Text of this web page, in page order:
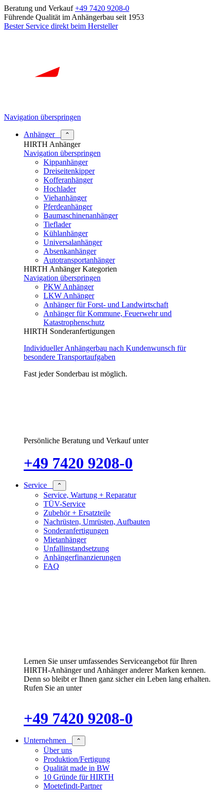
Beratung und Verkauf+49 7420 9208-0
Führende Qualität im Anhängerbau seit 1953
Bester Service direkt beim Hersteller
Navigation überspringen
Anhänger ⌃
HIRTH Anhänger
Navigation überspringen
Kippanhänger
Dreiseitenkipper
Kofferanhänger
Hochlader
Viehanhänger
Pferdeanhänger
Baumaschinenanhänger
Tieflader
Kühlanhänger
Universalanhänger
Absenkanhänger
Autotransportanhänger
HIRTH Anhänger Kategorien
Navigation überspringen
PKW Anhänger
LKW Anhänger
Anhänger für Forst- und Landwirtschaft
Anhänger für Kommune, Feuerwehr und
Katastrophenschutz
HIRTH Sonderanfertigungen
Individueller Anhängerbau nach Kundenwunsch für
besondere Transportaufgaben
Fast jeder Sonderbau ist möglich.
Persönliche Beratung und Verkauf unter
+49 7420 9208-0
Service ⌃
Service, Wartung + Reparatur
TÜV-Service
Zubehör + Ersatzteile
Nachrüsten, Umrüsten, Aufbauten
Sonderanfertigungen
Mietanhänger
Unfallinstandsetzung
Anhängerfinanzierungen
FAQ
Lernen Sie unser umfassendes Serviceangebot für Ihren
HIRTH-Anhänger und Anhänger anderer Marken kennen.
Denn so bleibt er Ihnen ganz sicher ein Leben lang erhalten.
Rufen Sie an unter
+49 7420 9208-0
Unternehmen ⌃
Über uns
Produktion/Fertigung
Qualität made in BW
10 Gründe für HIRTH
Moetefindt-Partner